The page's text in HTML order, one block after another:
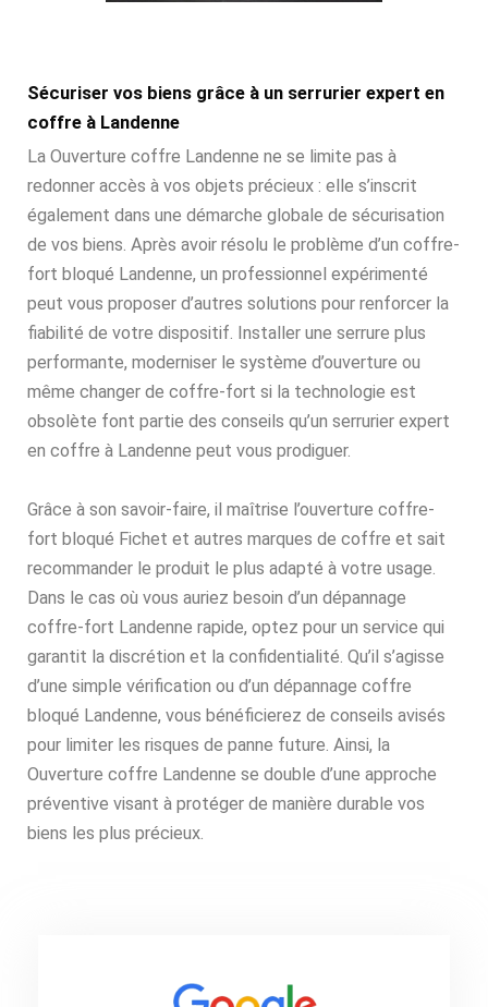
Sécuriser vos biens grâce à un serrurier expert en
coffre à Landenne
La Ouverture coffre Landenne ne se limite pas à
redonner accès à vos objets précieux : elle s’inscrit
également dans une démarche globale de sécurisation
de vos biens. Après avoir résolu le problème d’un coffre-
fort bloqué Landenne, un professionnel expérimenté
peut vous proposer d’autres solutions pour renforcer la
fiabilité de votre dispositif. Installer une serrure plus
performante, moderniser le système d’ouverture ou
même changer de coffre-fort si la technologie est
obsolète font partie des conseils qu’un serrurier expert
en coffre à Landenne peut vous prodiguer.
Grâce à son savoir-faire, il maîtrise l’ouverture coffre-
fort bloqué Fichet et autres marques de coffre et sait
recommander le produit le plus adapté à votre usage.
Dans le cas où vous auriez besoin d’un dépannage
coffre-fort Landenne rapide, optez pour un service qui
garantit la discrétion et la confidentialité. Qu’il s’agisse
d’une simple vérification ou d’un dépannage coffre
bloqué Landenne, vous bénéficierez de conseils avisés
pour limiter les risques de panne future. Ainsi, la
Ouverture coffre Landenne se double d’une approche
préventive visant à protéger de manière durable vos
biens les plus précieux.